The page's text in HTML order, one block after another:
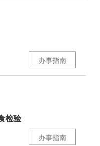
办事指南
检验
办事指南